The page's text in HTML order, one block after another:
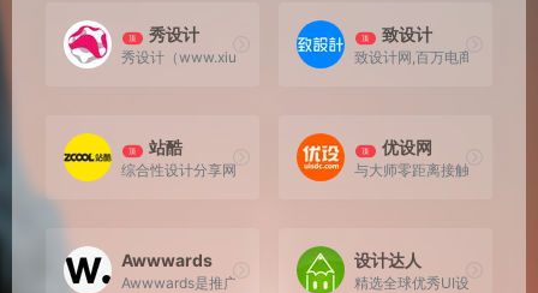
顶 秀设计
秀设计（www.xiusheji.com）创建于2010年，关注优秀艺术设
顶 致设计
致设计网,百万电商设计师
顶 站酷
综合性设计分享网站，原创设计交流平台
顶 优设网
与大师零距离接触，一线设
Awwwards
Awwwards是推广和表彰世界上最优秀研发人员、设计师和网络
设计达人
精选全球优秀UI设计和网页